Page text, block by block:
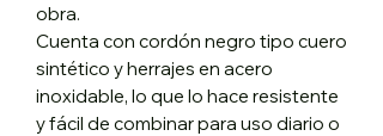
obra.
Cuenta con cordón negro tipo cuero
sintético y herrajes en acero
inoxidable, lo que lo hace resistente
y fácil de combinar para uso diario o